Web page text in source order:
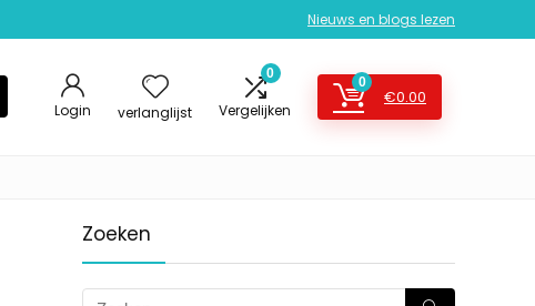
Nieuws en blogs lezen
Login verlanglijst
0
Vergelijken
0
€0.00
Zoeken